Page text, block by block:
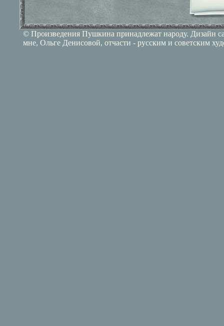
© Произведения Пушкина принадлежат народу. Дизайн
мне, Ольге Денисовой, отчасти - русским и советским